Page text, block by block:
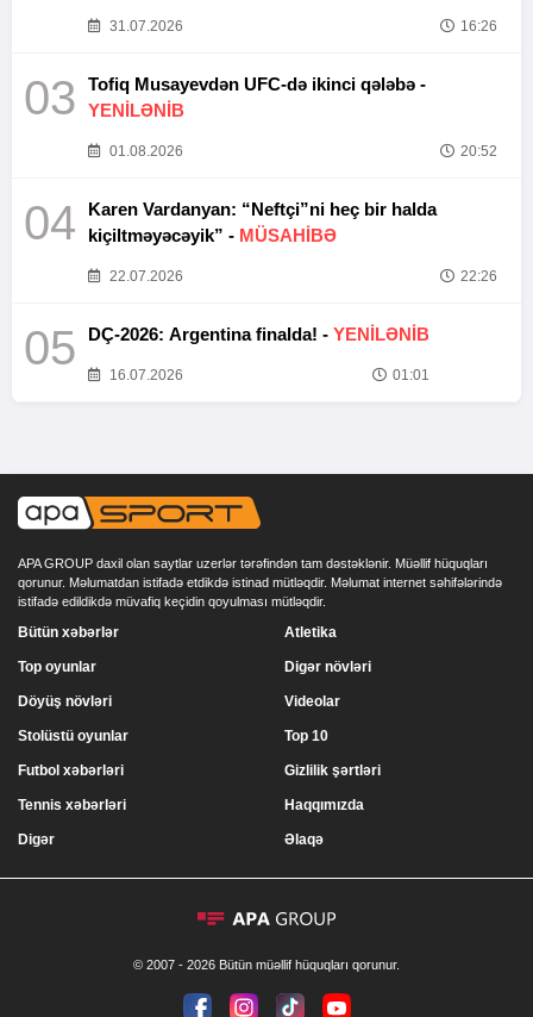
31.07.2026 16:26
03
Tofiq Musayevdən UFC-də ikinci qələbə -
YENİLƏNİB
01.08.2026 20:52
04
Karen Vardanyan: “Neftçi”ni heç bir halda
kiçiltməyəcəyik” - MÜSAHİBƏ
22.07.2026 22:26
05 DÇ-2026: Argentina finalda! - YENİLƏNİB
16.07.2026 01:01
APA GROUP daxil olan saytlar uzerlər tərəfindən tam dəstəklənir. Müəllif hüquqları
qorunur. Məlumatdan istifadə etdikdə istinad mütləqdir. Məlumat internet səhifələrində
istifadə edildikdə müvafiq keçidin qoyulması mütləqdir.
Bütün xəbərlər
Top oyunlar
Döyüş növləri
Stolüstü oyunlar
Atletika
Digər növləri
Videolar
Top 10
Futbol xəbərləri
Tennis xəbərləri
Digər
Gizlilik şərtləri
Haqqımızda
Əlaqə
© 2007 - 2026 Bütün müəllif hüquqları qorunur.